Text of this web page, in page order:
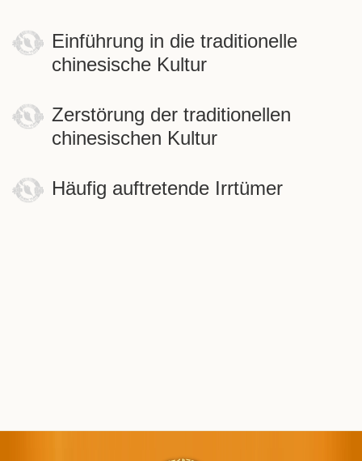
Einführung in die traditionelle
chinesische Kultur
Zerstörung der traditionellen
chinesischen Kultur
Häufig auftretende Irrtümer